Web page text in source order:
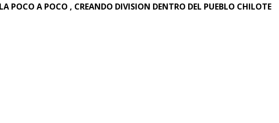
POCO A POCO , CREANDO DIVISION DENTRO DEL PUEBLO CHILOTE